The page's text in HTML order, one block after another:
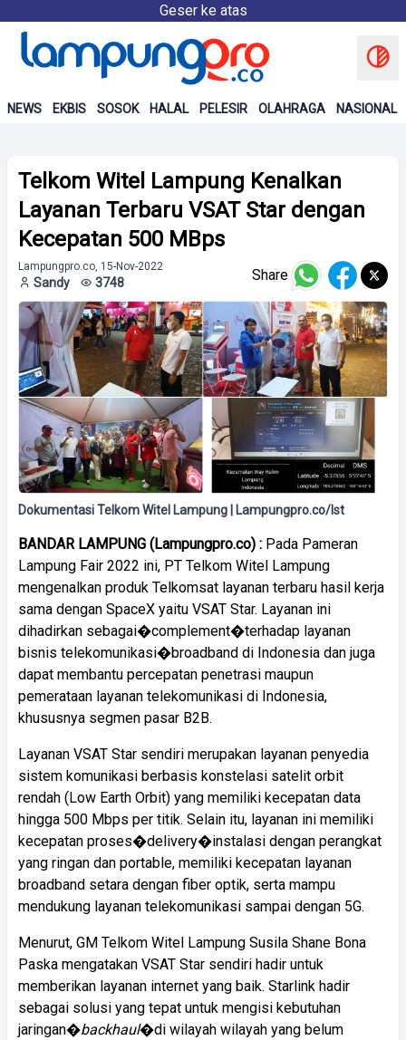
Geser ke atas
NEWS EKBIS SOSOK HALAL PELESIR OLAHRAGA NASIONAL
Telkom Witel Lampung Kenalkan
Layanan Terbaru VSAT Star dengan
Kecepatan 500 MBps
Lampungpro.co, 15-Nov-2022
Sandy 3748 Share
Dokumentasi Telkom Witel Lampung | Lampungpro.co/Ist
BANDAR LAMPUNG (Lampungpro.co) : Pada Pameran
Lampung Fair 2022 ini, PT Telkom Witel Lampung
mengenalkan produk Telkomsat layanan terbaru hasil kerja
sama dengan SpaceX yaitu VSAT Star. Layanan ini
dihadirkan sebagai�complement�terhadap layanan
bisnis telekomunikasi�broadband di Indonesia dan juga
dapat membantu percepatan penetrasi maupun
pemerataan layanan telekomunikasi di Indonesia,
khususnya segmen pasar B2B.
Layanan VSAT Star sendiri merupakan layanan penyedia
sistem komunikasi berbasis konstelasi satelit orbit
rendah (Low Earth Orbit) yang memiliki kecepatan data
hingga 500 Mbps per titik. Selain itu, layanan ini memiliki
kecepatan proses�delivery�instalasi dengan perangkat
yang ringan dan portable, memiliki kecepatan layanan
broadband setara dengan fiber optik, serta mampu
mendukung layanan telekomunikasi sampai dengan 5G.
Menurut, GM Telkom Witel Lampung Susila Shane Bona
Paska mengatakan VSAT Star sendiri hadir untuk
memberikan layanan internet yang baik. Starlink hadir
sebagai solusi yang tepat untuk mengisi kebutuhan
jaringan�backhaul�di wilayah wilayah yang belum